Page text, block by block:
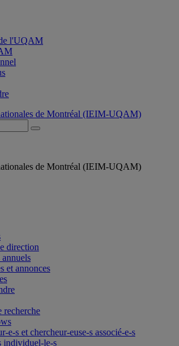
l'UQAM
de Montréal (IEIM-UQAM)
de Montréal (IEIM-UQAM)
direction
et annonces
recherche
e-s et chercheur-euse-s associé-e-s
individuel-le-s